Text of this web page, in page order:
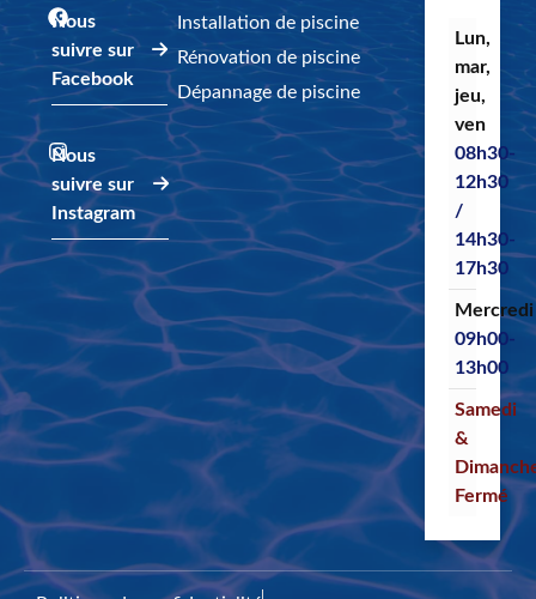
Nous
suivre sur
Facebook
Nous
suivre sur
Instagram
Installation de piscine
Rénovation de piscine
Dépannage de piscine
Lun,
mar,
jeu,
ven
08h30-
12h30
/
14h30-
17h30
Mercredi
09h00-
13h00
Samedi
&
Fermé